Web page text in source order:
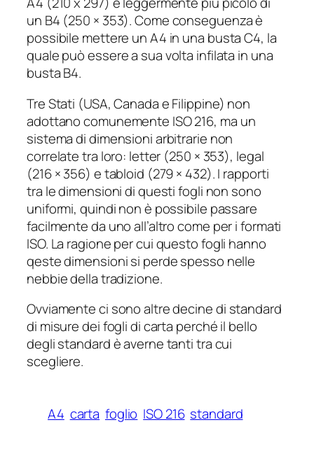
un B4 (250 × 353). Come conseguenza è
possibile mettere un A4 in una busta C4, la
quale può essere a sua volta infilata in una
busta B4.
Tre Stati (USA, Canada e Filippine) non
adottano comunemente ISO 216, ma un
sistema di dimensioni arbitrarie non
correlate tra loro: letter (250 × 353), legal
(216 × 356) e tabloid (279 × 432). I rapporti
tra le dimensioni di questi fogli non sono
uniformi, quindi non è possibile passare
facilmente da uno all’altro come per i formati
ISO. La ragione per cui questo fogli hanno
qeste dimensioni si perde spesso nelle
nebbie dellatradizione.
Ovviamente ci sono altre decine di standard
di misure dei fogli di carta perché il bello
degli standard è averne tanti tra cui
scegliere.
A4 carta foglio ISO 216 standard